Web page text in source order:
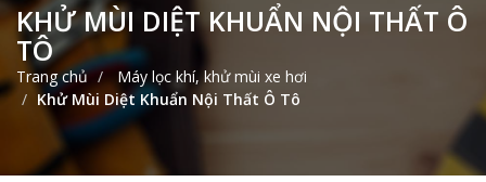
KHỬ MÙI DIỆT KHUẨN NỘI THẤT Ô
TÔ
Trang chủ
Máy lọc khí, khử mùi xe hơi
Khử Mùi Diệt Khuẩn Nội Thất Ô Tô